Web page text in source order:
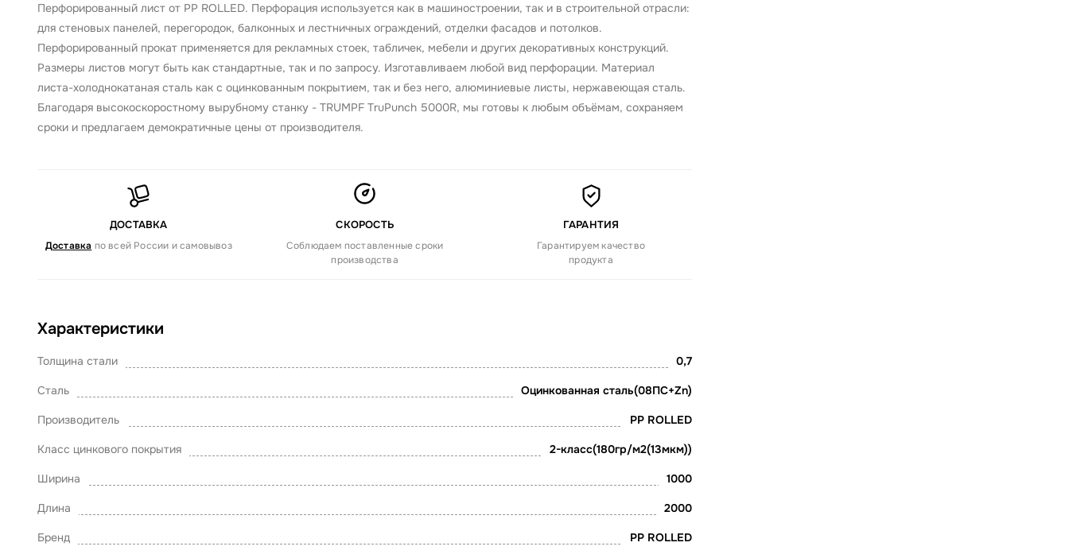
Перфорированный лист от PP ROLLED. Перфорация используется как в машиностроении, так и в строительной отрасли:
для стеновых панелей, перегородок, балконных и лестничных ограждений, отделки фасадов и потолков.
Перфорированный прокат применяется для рекламных стоек, табличек, мебели и других декоративных конструкций.
Размеры листов могут быть как стандартные, так и по запросу. Изготавливаем любой вид перфорации. Материал
листа-холоднокатаная сталь как с оцинкованным покрытием, так и без него, алюминиевые листы, нержавеющая сталь.
Благодаря высокоскоростному вырубному станку - TRUMPF TruPunch 5000R, мы готовы к любым объёмам, сохраняем
сроки и предлагаем демократичные цены от производителя.
ДОСТАВКА
Доставка по всей России и самовывоз
СКОРОСТЬ
Соблюдаем поставленные сроки
производства
ГАРАНТИЯ
Гарантируем качество
продукта
Характеристики
Толщина стали 0,7
Сталь Оцинкованная сталь(08ПС+Zn)
Производитель PP ROLLED
Класс цинкового покрытия 2-класс(180гр/м2(13мкм))
Ширина 1000
Длина 2000
Бренд PP ROLLED